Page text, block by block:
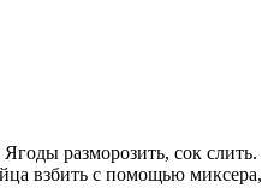
разморозить, сок слить.
взбить с помощью миксера,